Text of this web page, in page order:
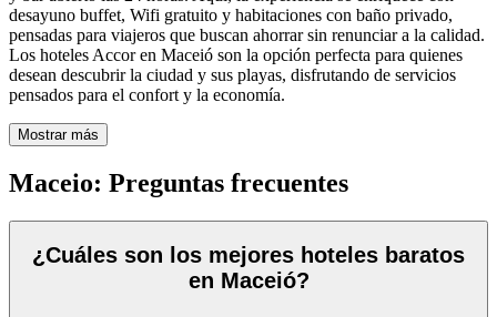
desayuno buffet, Wifi gratuito y habitaciones con baño privado,
pensadas para viajeros que buscan ahorrar sin renunciar a la calidad.
Los hoteles Accor en Maceió son la opción perfecta para quienes
desean descubrir la ciudad y sus playas, disfrutando de servicios
pensados para el confort y la economía.
Mostrar más
Maceio: Preguntas frecuentes
¿Cuáles son los mejores hoteles baratos
en Maceió?